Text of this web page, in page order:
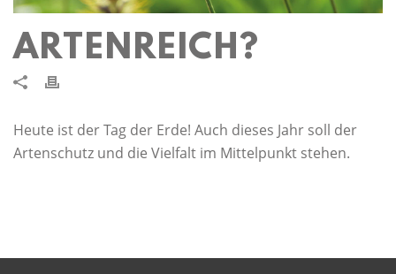
ARTENREICH?
Heute ist der Tag der Erde! Auch dieses Jahr soll der
Artenschutz und die Vielfalt im Mittelpunkt stehen.